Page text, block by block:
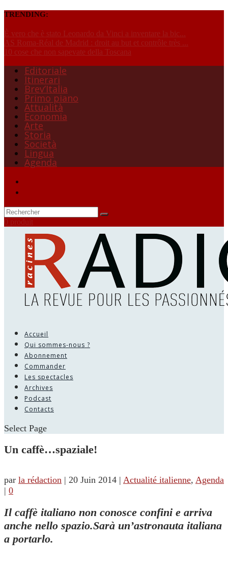
TRENDING:
È vero che è stato Leonardo da Vinci a inventare la bic...
AS Roma-Réal de Madrid : droit au but et contrôle très ...
10 cose che non sapevate della Toscana
Editoriale
Itinerari
Brev’Italia
Primo piano
Attualità
Economia
Arte
Storia
Società
Lingua
Agenda
0 produit
Accueil
Qui sommes-nous ?
Abonnement
Commander
Les spectacles
Archives
Podcast
Contacts
Select Page
Un caffè…spaziale!
par la rédaction | 20 Juin 2014 | Actualité italienne, Agenda
| 0
Il caffè italiano non conosce confini e arriva
anche nello spazio.Sarà un’astronauta italiana
a portarlo.